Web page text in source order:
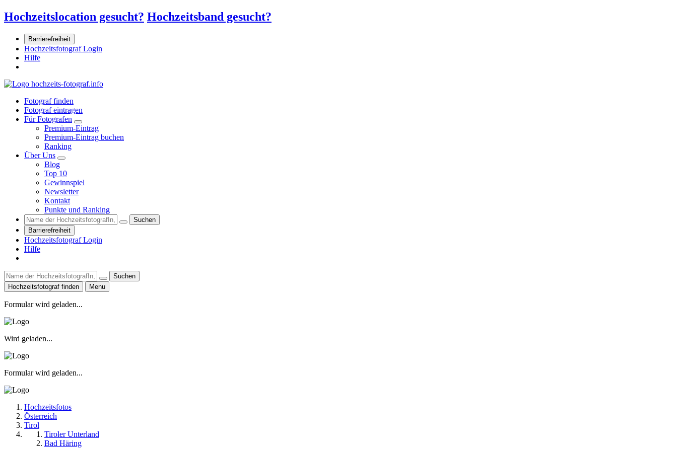
Hochzeitslocation gesucht? Hochzeitsband gesucht?
Barrierefreiheit
Hochzeitsfotograf Login
Hilfe
Fotograf finden
Fotograf eintragen
Für Fotografen
Premium-Eintrag
Premium-Eintrag buchen
Ranking
Über Uns
Blog
Top 10
Gewinnspiel
Newsletter
Kontakt
Punkte und Ranking
Suchen
Barrierefreiheit
Hochzeitsfotograf Login
Hilfe
Suchen
Hochzeitsfotograf finden
Menu
Formular wird geladen...
Wird geladen...
Formular wird geladen...
Hochzeitsfotos
Österreich
Tirol
Tiroler Unterland
Bad Häring